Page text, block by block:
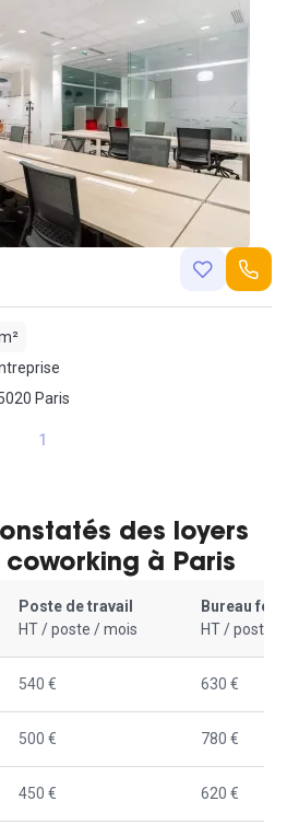
des Pyrénées, 75020 Paris
1
des loyers
à Paris
Poste de travail
HT / poste / mois
Bureau
HT / poste /
540 € 630 €
500 € 780 €
450 € 620 €